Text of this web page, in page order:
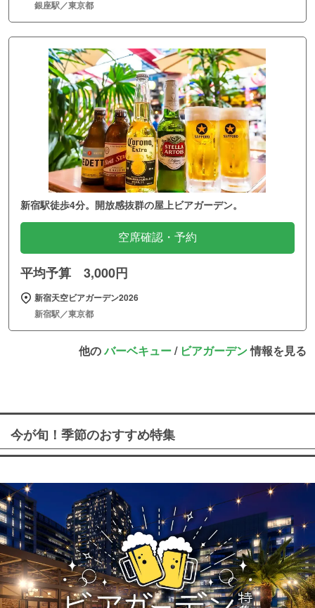
銀座駅／東京都
新宿駅徒歩4分。開放感抜群の屋上ビアガーデン。
空席確認・予約
平均予算 3,000円
新宿天空ビアガーデン2026
新宿駅／東京都
他のバーベキュー/ ビアガーデン情報を見る
今が旬！季節のおすすめ特集